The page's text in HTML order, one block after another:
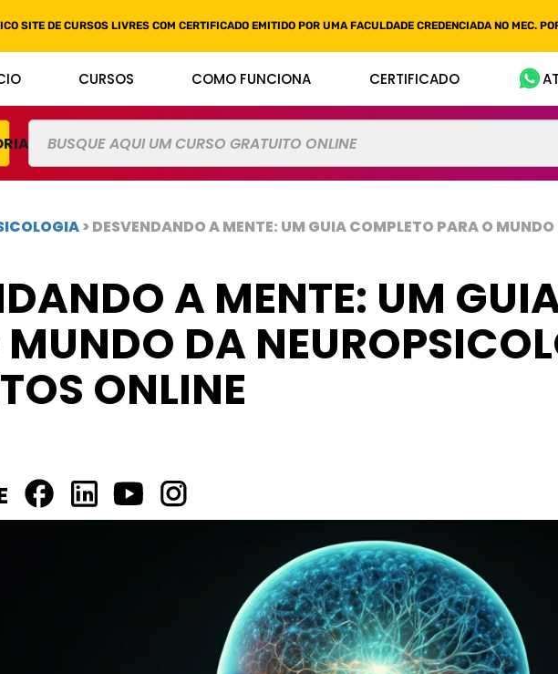
SITE DE CURSOS LIVRES COM CERTIFICADO EMITIDO POR UMA FACULDADE CREDENCIADA NO MEC.
CURSOS COMO FUNCIONA CERTIFICADO
> DESVENDANDO A MENTE: UM GUIA COMPLETO PARA O
A MENTE: UM
DA
ONLINE